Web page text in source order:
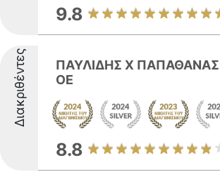
9.8
Διακριθέντες
ΠΑΥΛΙΔΗΣ Χ
ΟΕ
8.8